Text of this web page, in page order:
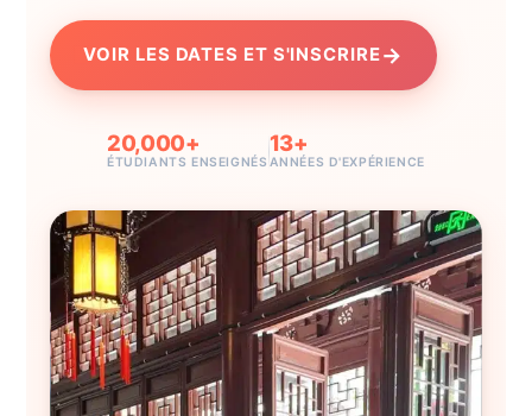
VOIR LES DATES ET S'INSCRIRE→
20,000+
ÉTUDIANTS ENSEIGNÉS
13+
ANNÉES D'EXPÉRIENCE